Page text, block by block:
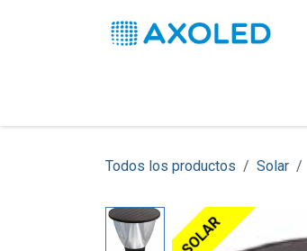
Todos los productos Solar
SOLAR